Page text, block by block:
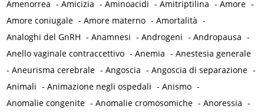
Amenorrea -Amicizia -Aminoacidi -Amitriptilina -Amore -
Amore coniugale -Amore materno -Amortalità -
Analoghi del GnRH -Anamnesi -Androgeni -Andropausa -
Anello vaginale contraccettivo -Anemia -Anestesia generale
-Aneurisma cerebrale -Angoscia -Angoscia di separazione -
Animali -Animazione negli ospedali -Anismo -
Anomalie congenite -Anomalie cromosomiche -Anoressia -